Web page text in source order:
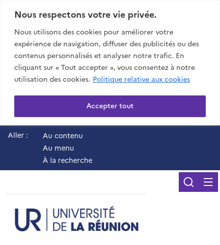
Nous respectons votre vie privée.
Nous utilisons des cookies pour améliorer votre
expérience de navigation, diffuser des publicités ou des
contenus personnalisés et analyser notre trafic. En
cliquant sur « Tout accepter », vous consentez à notre
utilisation des cookies. Politique relative aux cookies
Accepter tout
Aller :
Au contenu
Au menu
À la recherche